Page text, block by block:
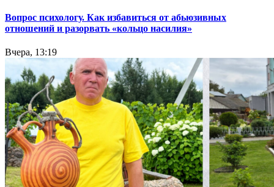
Вопрос психологу. Как избавиться от абьюзивных
отношений и разорвать «кольцо насилия»
Вчера, 13:19